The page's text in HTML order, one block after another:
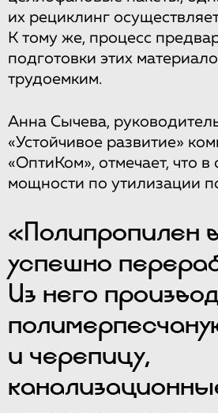
их рециклинг
К тому же, процесс
подготовки этих
трудоемким.
Анна Сычева,
«Устойчивое развитие»
«ОптиКом», отмечает, что в
мощности по утилизации
«Полипропилен
успешно
Из него
и черепицу,